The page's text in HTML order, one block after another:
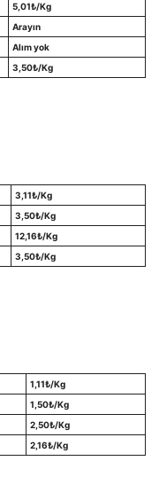
5,01₺/Kg
Arayın
Alım yok
3,50₺/Kg
3,11₺/Kg
3,50₺/Kg
12,16₺/Kg
3,50₺/Kg
1,11₺/Kg
1,50₺/Kg
2,50₺/Kg
2,16₺/Kg